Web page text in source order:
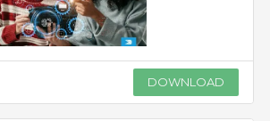
DOWNLOAD